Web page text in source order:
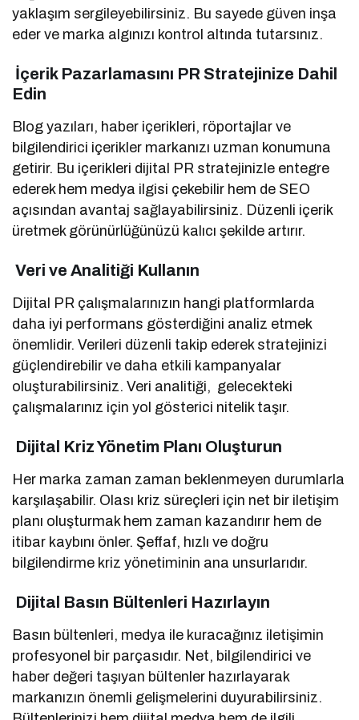
yaklaşım sergileyebilirsiniz. Bu sayede güven inşa
eder ve marka algınızı kontrol altında tutarsınız.
İçerik Pazarlamasını PR Stratejinize Dahil
Edin
Blog yazıları, haber içerikleri, röportajlar ve
bilgilendirici içerikler markanızı uzman konumuna
getirir. Bu içerikleri dijital PR stratejinizle entegre
ederek hem medya ilgisi çekebilir hem de SEO
açısından avantaj sağlayabilirsiniz. Düzenli içerik
üretmek görünürlüğünüzü kalıcı şekilde artırır.
Veri ve Analitiği Kullanın
Dijital PR çalışmalarınızın hangi platformlarda
daha iyi performans gösterdiğini analiz etmek
önemlidir. Verileri düzenli takip ederek stratejinizi
güçlendirebilir ve daha etkili kampanyalar
oluşturabilirsiniz. Veri analitiği, gelecekteki
çalışmalarınız için yol gösterici nitelik taşır.
Dijital Kriz Yönetim Planı Oluşturun
Her marka zaman zaman beklenmeyen durumlarla
karşılaşabilir. Olası kriz süreçleri için net bir iletişim
planı oluşturmak hem zaman kazandırır hem de
itibar kaybını önler. Şeffaf, hızlı ve doğru
bilgilendirme kriz yönetiminin ana unsurlarıdır.
Dijital Basın Bültenleri Hazırlayın
Basın bültenleri, medya ile kuracağınız iletişimin
profesyonel bir parçasıdır. Net, bilgilendirici ve
haber değeri taşıyan bültenler hazırlayarak
markanızın önemli gelişmelerini duyurabilirsiniz.